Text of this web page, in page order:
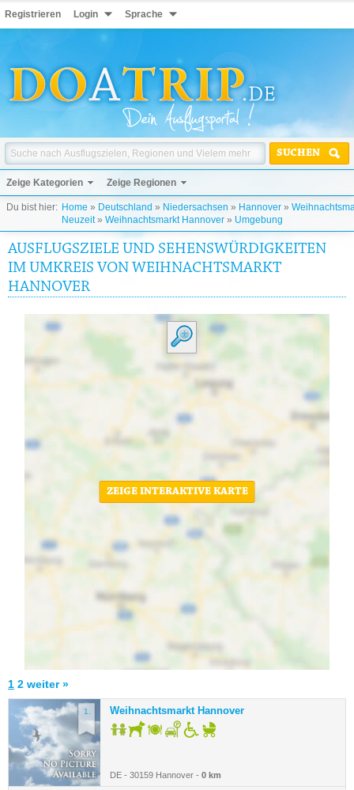
Registrieren Login Sprache
SUCHEN
Zeige Kategorien Zeige Regionen
Du bist hier: Home » Deutschland » Niedersachsen » Hannover »
Neuzeit» Weihnachtsmarkt Hannover » Umgebung
AUSFLUGSZIELE UND SEHENSWÜRDIGKEITEN
IM UMKREIS VON WEIHNACHTSMARKT
HANNOVER
ZEIGE INTERAKTIVE KARTE
1 2 weiter »
1. Weihnachtsmarkt Hannover
DE - 30159 Hannover - 0 km